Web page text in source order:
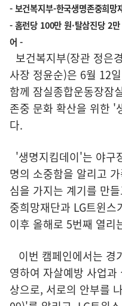
- 보건복지부-한국생명존중희
- 홈런당 100만 원·탈삼진당 2
어 -
보건복지부(장관 정은
사장 정윤순)은 6월 12
함께 잠실종합운동장잠
존중 문화 확산을 위한 '
다.
'생명지킴데이'는 야구
명의 소중함을 알리고
심을 가지는 계기를 만
중희망재단과 LG트윈
이후 올해로 5번째 열리
이번 캠페인에서는 경
영하여 자살예방 사업
상으로, 서로의 안부를